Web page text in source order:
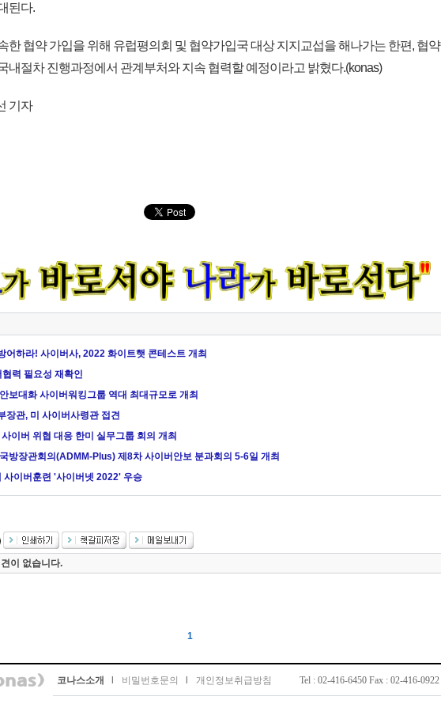
된다.
한 협약 가입을 위해 유럽평의회 및 협약가입국 대상 지지교섭을 해나가는 한편, 협약
내절차 진행과정에서 관계부처와 지속 협력할 예정이라고 밝혔다.(konas)
기자
어하라! 사이버사, 2022 화이트햇 콘테스트 개최
력 필요성 재확인
보대화 사이버워킹그룹 역대 최대규모로 개최
장관, 미 사이버사령관 접견
이버 위협 대응 한미 실무그룹 회의 개최
방장관회의(ADMM-Plus) 제8차 사이버안보 분과회의 5-6일 개최
사이버훈련 '사이버넷 2022' 우승
이 없습니다.
1
코나스소개 비밀번호문의 개인정보취급방침 Tel : 02-416-6450 Fax : 02-416-0922